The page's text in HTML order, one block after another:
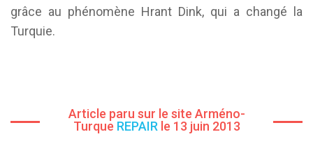
grâce au phénomène Hrant Dink, qui a changé la
Turquie.
Article paru sur le site Arméno-
Turque REPAIR le 13 juin 2013